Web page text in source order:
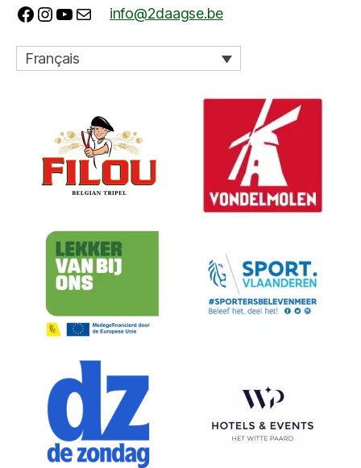
Facebook
Instagram
YouTube
E-mail info@2daagse.be
Français